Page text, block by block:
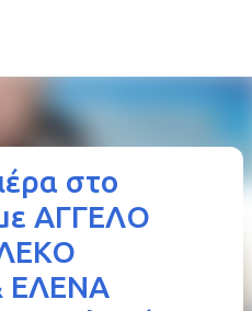
στο
ΑΓΓΕΛΟ
ΕΛΕΝΑ